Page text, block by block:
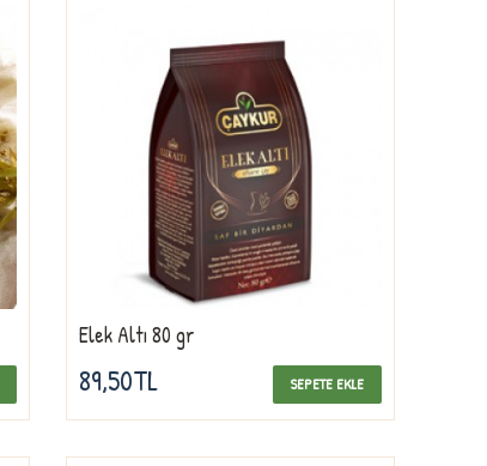
Elek Altı 80 gr
89,50TL SEPETE EKLE